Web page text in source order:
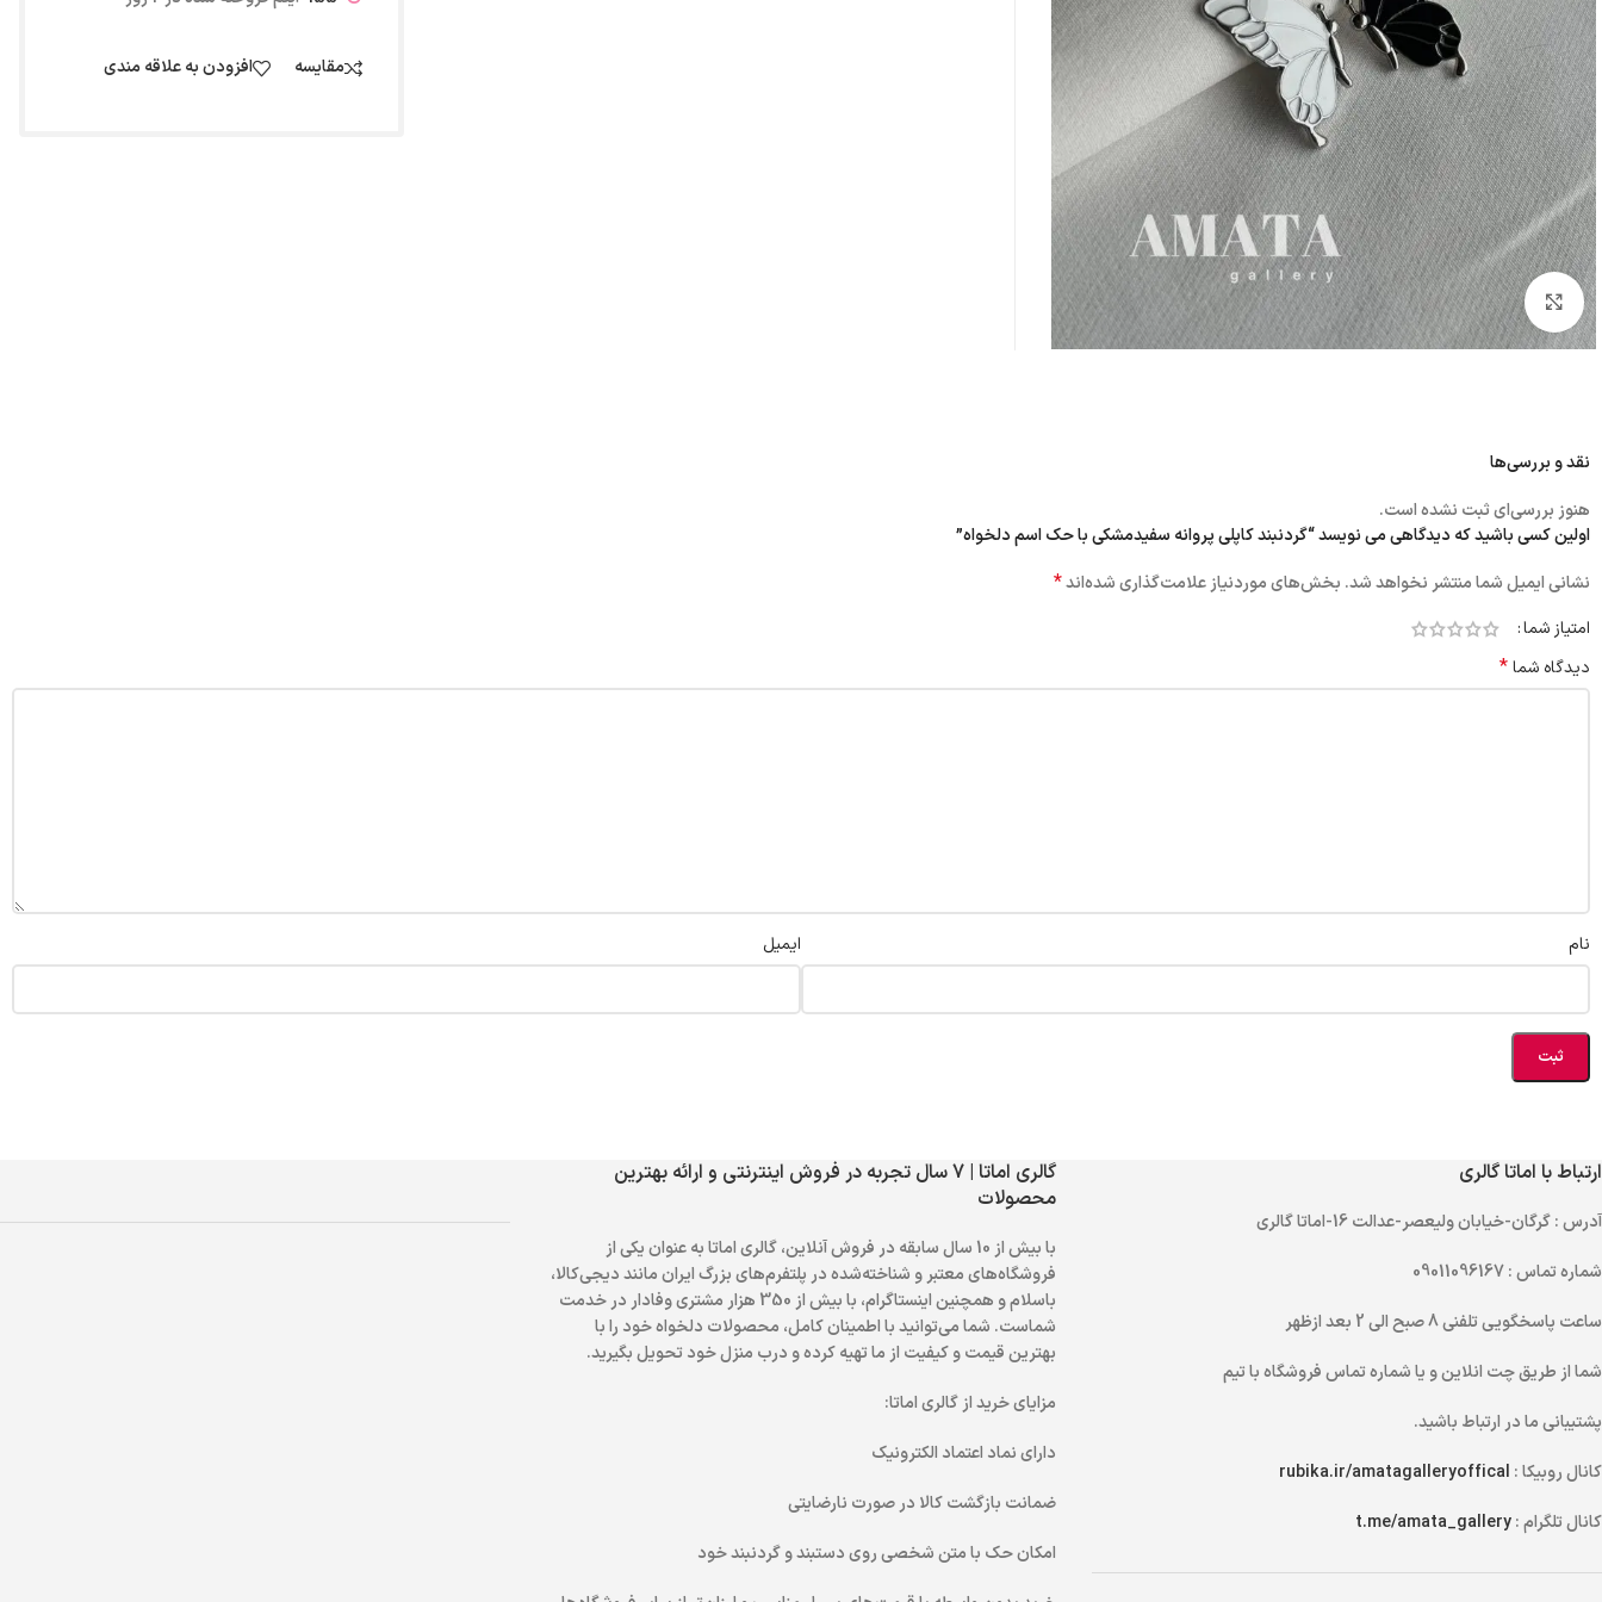
بزرگنمایی تصویر
مقایسه افزودن به علاقه مندی
نقد و بررسی‌ها
هنوز بررسی‌ای ثبت نشده است.
اولین کسی باشید که دیدگاهی می نویسد “گردنبند کاپلی پروانه سفیدمشکی با حک اسم دلخواه”
نشانی ایمیل شما منتشر نخواهد شد. بخش‌های موردنیاز علامت‌گذاری شده‌اند*
امتیاز شما
دیدگاه شما*
نام ایمیل
ارتباط با اماتا گالری
آدرس: گرگان-خیابان ولیعصر-عدالت 16-اماتا گالری
شماره تماس: 09011096167
ساعت پاسخگویی تلفنی
شما از طریقچت انلاینو یاشماره تماسفروشگاه با تیم
پشتیبانی ما در ارتباط باشید.
کانال روبیکا : rubika.ir/amatagalleryoffical
کانال تلگرام :t.me/amata_gallery
گالری اماتا | 7 سال تجربه در فروش اینترنتی و ارائه بهترین
محصولات
با بیش از 10 سال سابقه در فروش آنلاین، گالری اماتا به عنوان یکی از
فروشگاه‌های معتبر و شناخته‌شده در پلتفرم‌های بزرگ ایران مانند دیجی‌کالا،
باسلام و همچنین اینستاگرام، با بیش از 350 هزار مشتری وفادار در خدمت
شماست. شما می‌توانید با اطمینان کامل، محصولات دلخواه خود را با
بهترین قیمت و کیفیت از ما تهیه کرده و درب منزل خود تحویل بگیرید.
مزایای خرید از گالری اماتا:
دارای نماد اعتماد الکترونیک
ضمانت بازگشت کالا در صورت نارضایتی
امکان حک با متن شخصی روی دستبند و گردنبند خود